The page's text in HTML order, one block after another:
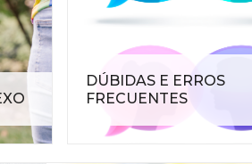
DÚBIDAS E ERROS
FRECUENTES